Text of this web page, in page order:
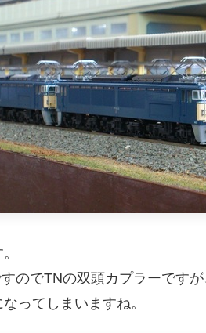
のでTNの双頭カプラーです
ってしまいますね。